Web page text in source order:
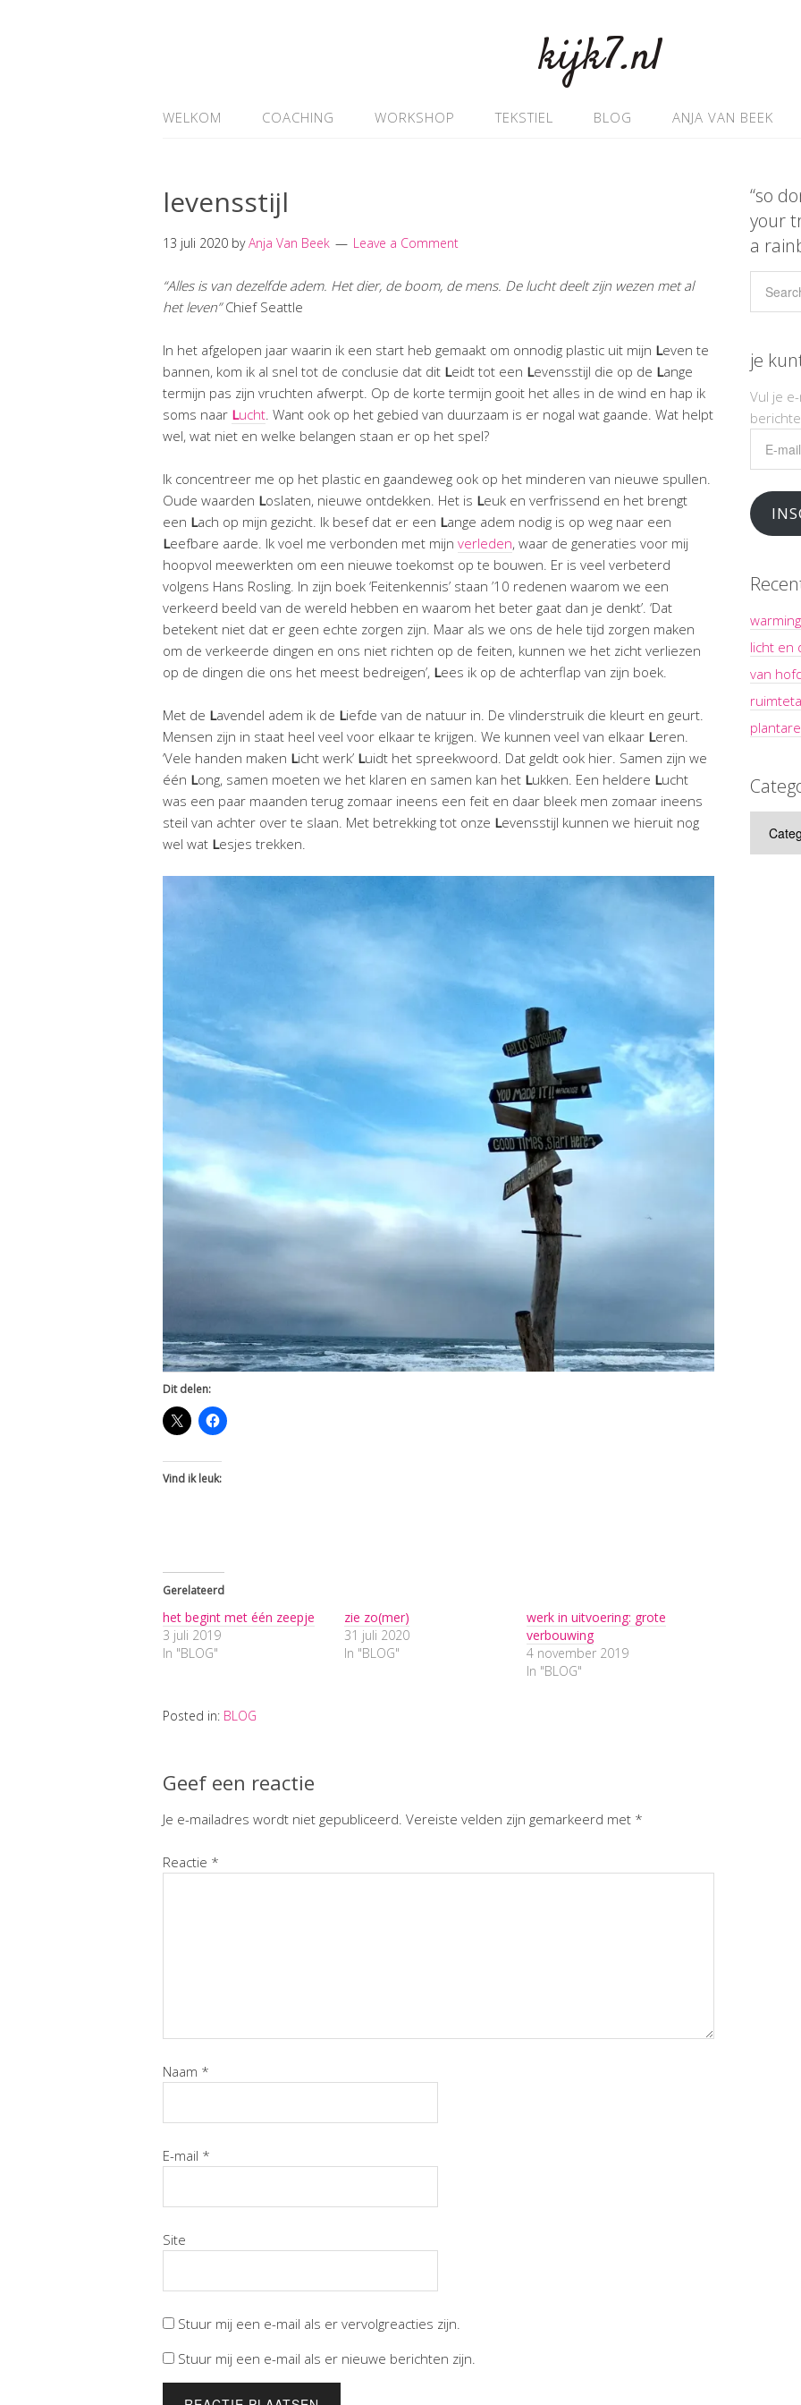
kijk7.nl
WELKOM COACHING WORKSHOP TEKSTIEL BLOG ANJA VAN BEEK
levensstijl
13 juli 2020 byAnja Van Beek Leave a Comment
“Alles is van dezelfde adem. Het dier, de boom, de mens. De lucht deelt zijn wezen met al
het leven”Chief Seattle
In het afgelopen jaar waarin ik een start heb gemaakt om onnodig plastic uit mijn Leven te
bannen, kom ik al snel tot de conclusie dat dit Leidt tot een Levensstijl die op de Lange
termijn pas zijn vruchten afwerpt. Op de korte termijn gooit het alles in de wind en hap ik
soms naar Lucht. Want ook op het gebied van duurzaam is er nogal wat gaande. Wat helpt
wel, wat niet en welke belangen staan er op het spel?
Ik concentreer me op het plastic en gaandeweg ook op het minderen van nieuwe spullen.
Oude waarden Loslaten, nieuwe ontdekken. Het is Leuk en verfrissend en het brengt
een Lach op mijn gezicht. Ik besef dat er een Lange adem nodig is op weg naar een
Leefbare aarde. Ik voel me verbonden met mijn verleden, waar de generaties voor mij
hoopvol meewerkten om een nieuwe toekomst op te bouwen. Er is veel verbeterd
volgens Hans Rosling. In zijn boek ‘Feitenkennis’ staan ’10 redenen waarom we een
verkeerd beeld van de wereld hebben en waarom het beter gaat dan je denkt’. ‘Dat
betekent niet dat er geen echte zorgen zijn. Maar als we ons de hele tijd zorgen maken
om de verkeerde dingen en ons niet richten op de feiten, kunnen we het zicht verliezen
op de dingen die ons het meest bedreigen’, Lees ik op de achterflap van zijn boek.
Met de Lavendel adem ik de Liefde van de natuur in. De vlinderstruik die kleurt en geurt.
Mensen zijn in staat heel veel voor elkaar te krijgen. We kunnen veel van elkaar Leren.
‘Vele handen maken Licht werk’ Luidt het spreekwoord. Dat geldt ook hier. Samen zijn we
één Long, samen moeten we het klaren en samen kan het Lukken. Een heldere Lucht
was een paar maanden terug zomaar ineens een feit en daar bleek men zomaar ineens
steil van achter over te slaan. Met betrekking tot onze Levensstijl kunnen we hieruit nog
wel wat Lesjes trekken.
Dit delen:
Vind ik leuk:
Gerelateerd
het begint met één zeepje
3 juli 2019
In "BLOG"
zie zo(mer)
31 juli 2020
In "BLOG"
werk in uitvoering: grote
verbouwing
4 november 2019
In "BLOG"
Posted in: BLOG
Geef een reactie
Je e-mailadres wordt niet gepubliceerd. Vereiste velden zijn gemarkeerd met *
Reactie *
Naam *
E-mail *
Site
Stuur mij een e-mail als er vervolgreacties zijn.
Stuur mij een e-mail als er nieuwe berichten zijn.
“so
your
a
je
Vul je
licht en
van